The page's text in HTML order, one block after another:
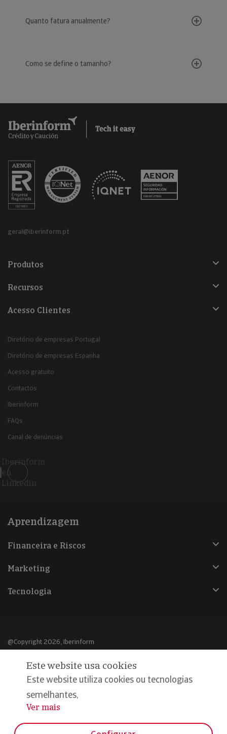
Quanto fatura anualmente?
Como se define o tamanho?
geral@iberinform.pt
Produtos
Recursos
Acesso Clientes
Diretório de empresas Portugal
Diretório de empresas Espanha
Acesso gratuito
Contactos
Iberinform
FAQs
Canal de denúncias
Iberinform
en
Linkedin
Aprendizagem
Financeira e Riscos
Marketing
Tecnologia
@Copyright 2026, Iberinform
Aviso legal
Política de cookies
Declaração de privacidade
Este website usa cookies
Este website utiliza cookies ou tecnologias
semelhantes,
...
Ver mais